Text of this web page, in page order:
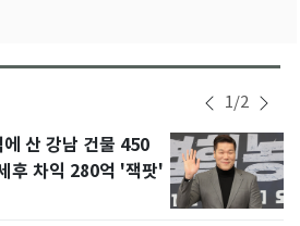
1/2
산 강남 건물 450
후 차익 280억 '잭팟'